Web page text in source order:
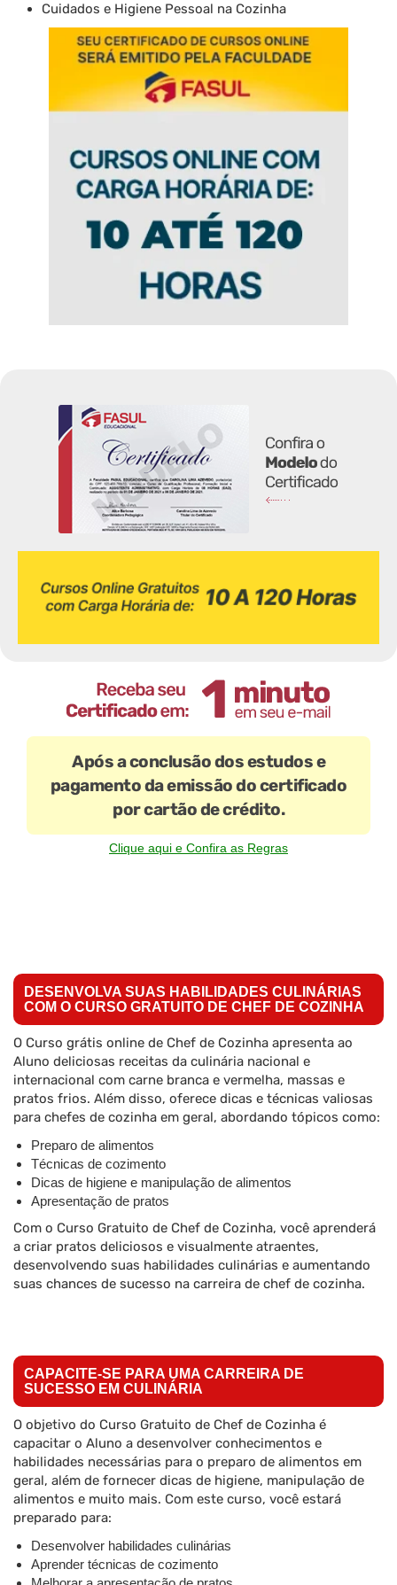
Cuidados e Higiene Pessoal na Cozinha
Após a conclusão dos estudos e
pagamento da emissão do certificado
por cartão de crédito.
Clique aqui e Confira as Regras
DESENVOLVA SUAS HABILIDADES CULINÁRIAS
COM O CURSO GRATUITO DE CHEF DE COZINHA
O Curso grátis online de Chef de Cozinha apresenta ao
Aluno deliciosas receitas da culinária nacional e
internacional com carne branca e vermelha, massas e
pratos frios. Além disso, oferece dicas e técnicas valiosas
para chefes de cozinha em geral, abordando tópicos como:
Preparo de alimentos
Técnicas de cozimento
Dicas de higiene e manipulação de alimentos
Apresentação de pratos
Com o Curso Gratuito de Chef de Cozinha, você aprenderá
a criar pratos deliciosos e visualmente atraentes,
desenvolvendo suas habilidades culinárias e aumentando
suas chances de sucesso na carreira de chef de cozinha.
CAPACITE-SE PARA UMA CARREIRA DE
SUCESSO EM CULINÁRIA
O objetivo do Curso Gratuito de Chef de Cozinha é
capacitar o Aluno a desenvolver conhecimentos e
habilidades necessárias para o preparo de alimentos em
geral, além de fornecer dicas de higiene, manipulação de
alimentos e muito mais. Com este curso, você estará
preparado para:
Desenvolver habilidades culinárias
Aprender técnicas de cozimento